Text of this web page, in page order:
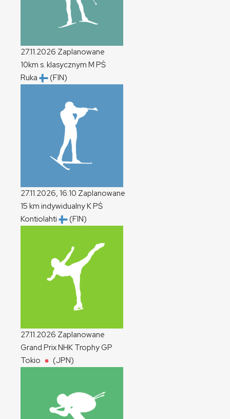
27.11.2026 Zaplanowane
10km s. klasycznym M PŚ
Ruka
(FIN)
27.11.2026, 16:10 Zaplanowane
15 km indywidualnyKPŚ
Kontiolahti
(FIN)
27.11.2026 Zaplanowane
Grand Prix NHK TrophyGP
Tokio
(JPN)